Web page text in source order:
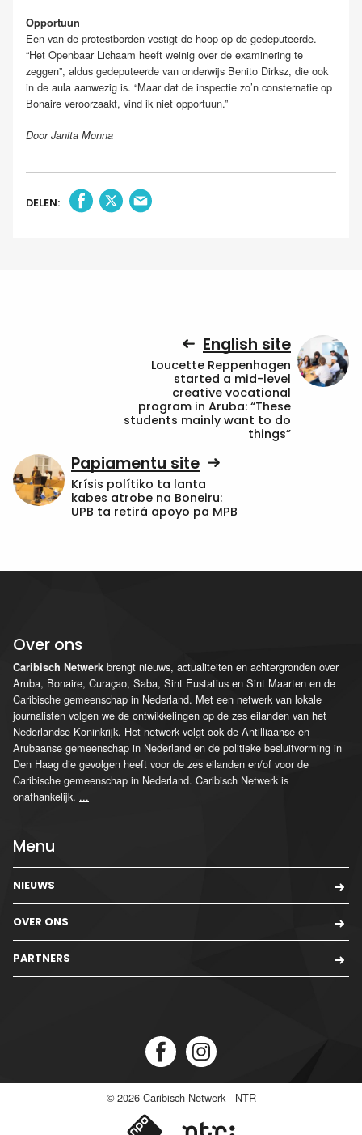
Opportuun
Een van de protestborden vestigt de hoop op de gedeputeerde.
“Het Openbaar Lichaam heeft weinig over de examinering te
zeggen”, aldus gedeputeerde van onderwijs Benito Dirksz, die ook
in de aula aanwezig is. “Maar dat de inspectie zo’n consternatie op
Bonaire veroorzaakt, vind ik niet opportuun.”
Door Janita Monna
DELEN:
English site
Loucette Reppenhagen
started a mid-level
creative vocational
program in Aruba: “These
students mainly want to do
things”
Papiamentu site
Krísis polítiko ta lanta
kabes atrobe na Boneiru:
UPB ta retirá apoyo pa MPB
Over ons
Caribisch Netwerk brengt nieuws, actualiteiten en achtergronden over
Aruba, Bonaire, Curaçao, Saba, Sint Eustatius en Sint Maarten en de
Caribische gemeenschap in Nederland. Met een netwerk van lokale
journalisten volgen we de ontwikkelingen op de zes eilanden van het
Nederlandse Koninkrijk. Het netwerk volgt ook de Antilliaanse en
Arubaanse gemeenschap in Nederland en de politieke besluitvorming in
Den Haag die gevolgen heeft voor de zes eilanden en/of voor de
Caribische gemeenschap in Nederland. Caribisch Netwerk is
onafhankelijk. ...
Menu
NIEUWS
OVER ONS
PARTNERS
© 2026 Caribisch Netwerk - NTR